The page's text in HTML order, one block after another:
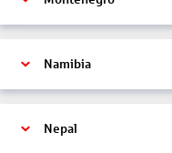
Namibia
Nepal